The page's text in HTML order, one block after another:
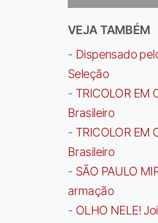
VEJA TAMBÉM
- Dispensado
Seleção
- TRICOLOR EM
Brasileiro
- TRICOLOR EM
Brasileiro
- SÃO PAULO
armação
- OLHO NELE!